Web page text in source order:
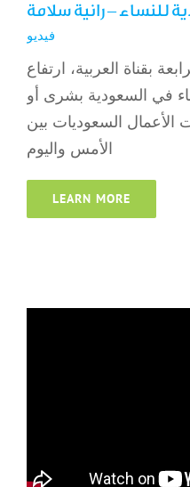
للنساء – رانية سلامة
فيديو
بقناة العربية، ارتفاع
في السعودية بشرى أو
الأعمال السعوديات بين
الأمس واليوم
LEARN MORE